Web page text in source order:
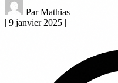
Par Mathias
| 9 janvier 2025 |